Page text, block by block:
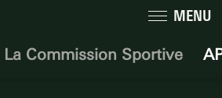
MENU
La Commission Sportive